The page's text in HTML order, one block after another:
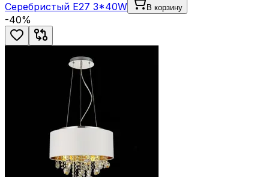
Серебристый E27 3*40W
В корзину
-40%